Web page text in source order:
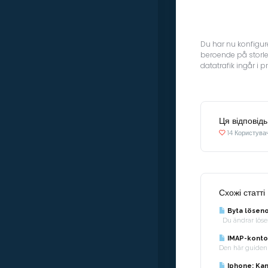
Du har nu
beroende på
datatrafik ingår i
Ця
14
Схожі статті
Byta
Du ändrar
IMAP-
Den här guiden
Iphone: